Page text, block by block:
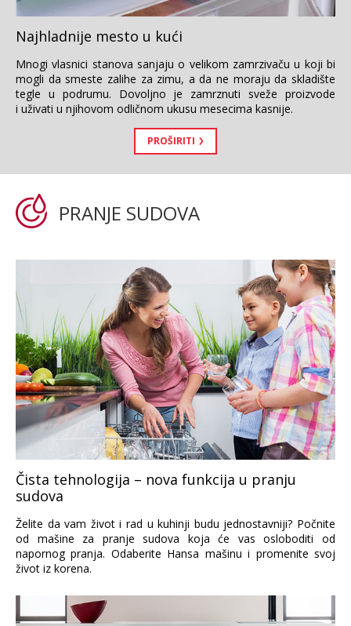
Najhladnije mesto u kući
Mnogi vlasnici stanova sanjaju o velikom zamrzivaču u koji bi
mogli da smeste zalihe za zimu, a da ne moraju da skladište
tegle u podrumu. Dovoljno je zamrznuti sveže proizvode
i uživati u njihovom odličnom ukusu mesecima kasnije.
PROŠIRITI
PRANJE SUDOVA
Čista tehnologija – nova funkcija u pranju
sudova
Želite da vam život i rad u kuhinji budu jednostavniji? Počnite
od mašine za pranje sudova koja će vas osloboditi od
napornog pranja. Odaberite Hansa mašinu i promenite svoj
život iz korena.